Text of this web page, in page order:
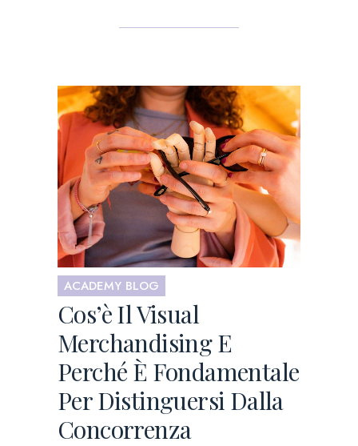
ACADEMY BLOG
Cos’è Il Visual
Merchandising E
Perché È Fondamentale
Per Distinguersi Dalla
Concorrenza